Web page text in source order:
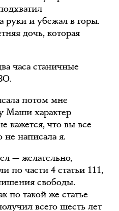
руки и убежал в горы.
дочь, которая
часа станичные
потом мне
Маши характер
кажется, что вы все
написала я.
— желательно,
по части 4 статьи 111,
свободы.
такой же статье
всего шесть лет